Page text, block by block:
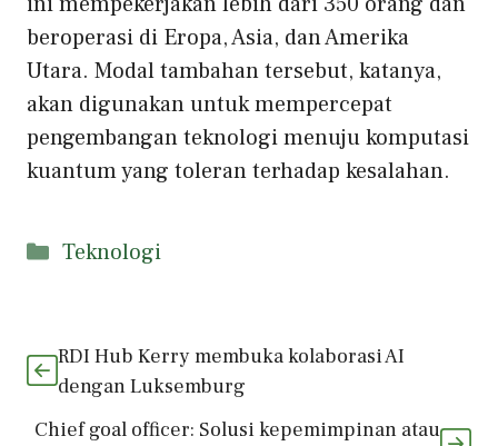
beroperasi di Eropa, Asia, dan Amerika
Utara. Modal tambahan tersebut, katanya,
akan digunakan untuk mempercepat
pengembangan teknologi menuju komputasi
kuantum yang toleran terhadap kesalahan.
Kategori
Teknologi
RDI Hub Kerry membuka kolaborasi AI
dengan Luksemburg
Chief goal officer: Solusi kepemimpinan atau